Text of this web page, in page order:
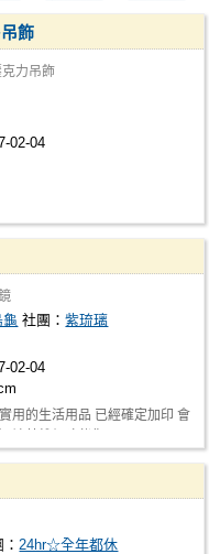
飾
克力吊飾
02-04
社團：紫琉璃
02-04
用的生活用品 已經確定加印 會
：24hr☆全年都休